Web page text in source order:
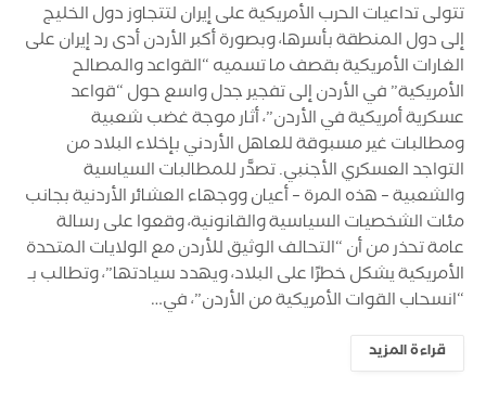
تتولى تداعيات الحرب الأمريكية على إيران لتتجاوز دول الخليج
إلى دول المنطقة بأسرها، وبصورة أكبر الأردن أدى رد إيران على
الغارات الأمريكية بقصف ما تسميه “القواعد والمصالح
الأمريكية” في الأردن إلى تفجير جدل واسع حول “قواعد
عسكرية أمريكية في الأردن”، أثار موجة غضب شعبية
ومطالبات غير مسبوقة للعاهل الأردني بإخلاء البلاد من
التواجد العسكري الأجنبي. تصدَّر للمطالبات السياسية
والشعبية – هذه المرة – أعيان ووجهاء العشائر الأردنية بجانب
مئات الشخصيات السياسية والقانونية، وقعوا على رسالة
عامة تحذر من أن “التحالف الوثيق للأردن مع الولايات المتحدة
الأمريكية يشكل خطرًا على البلاد، ويهدد سيادتها”، وتطالب بـ
“انسحاب القوات الأمريكية من الأردن”، في…
قراءة المزيد